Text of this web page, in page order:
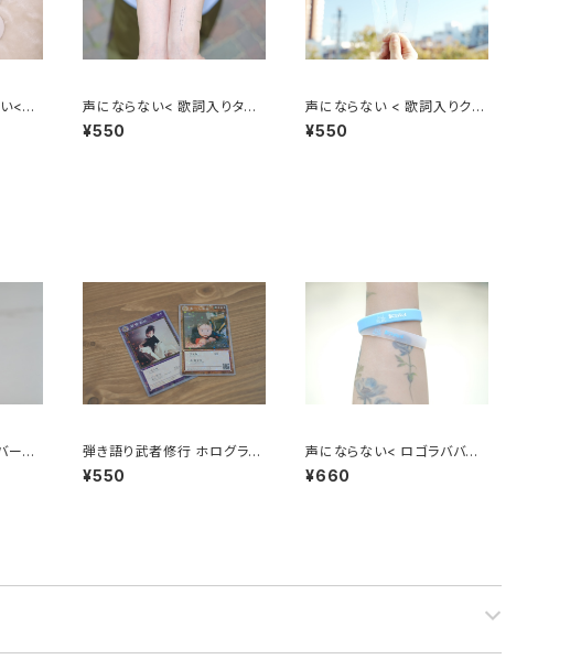
<ア
声にならない< 歌詞入りタト
ゥーシール >
¥550
声にならない < 歌詞入りクリ
ア栞 >
¥550
ーバ
弾き語り武者修行 ホログラム
トレーディングカード(二枚セ
ット)
¥550
声にならない< ロゴラババン
>
¥660